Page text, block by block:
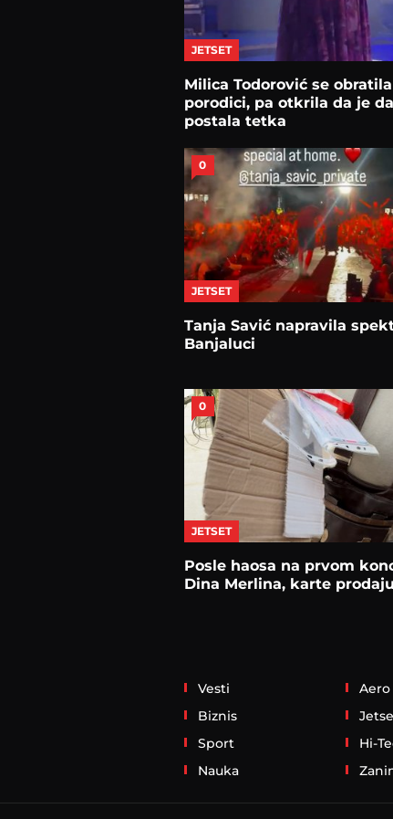
JETSET
Milica Todorović se obratila
porodici, pa otkrila da je
postala tetka
0
JETSET
Tanja Savić napravila
Banjaluci
0
JETSET
Posle haosa na prvom
Dina Merlina, karte
Vesti
Biznis
Sport
Nauka
Aero
Hi-